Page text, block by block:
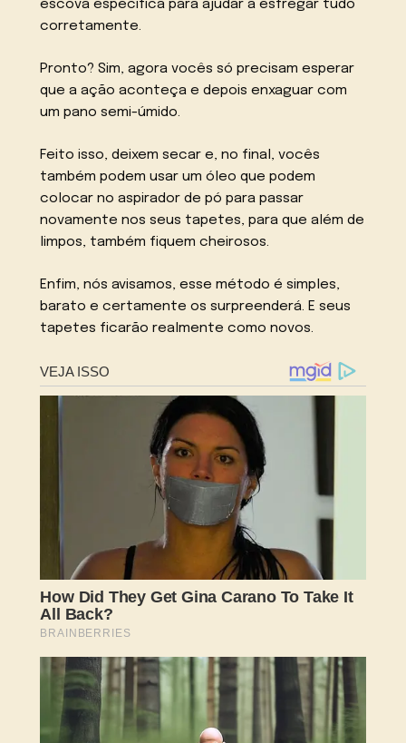
escova específica para ajudar a esfregar tudo
corretamente.
Pronto? Sim, agora vocês só precisam esperar
que a ação aconteça e depois enxaguar com
um pano semi-úmido.
Feito isso, deixem secar e, no final, vocês
também podem usar um óleo que podem
colocar no aspirador de pó para passar
novamente nos seus tapetes, para que além de
limpos, também fiquem cheirosos.
Enfim, nós avisamos, esse método é simples,
barato e certamente os surpreenderá. E seus
tapetes ficarão realmente como novos.